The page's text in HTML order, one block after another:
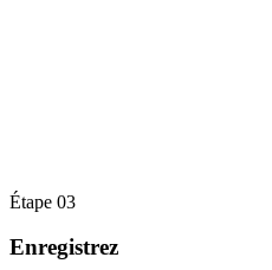
Étape 03
Enregistrez